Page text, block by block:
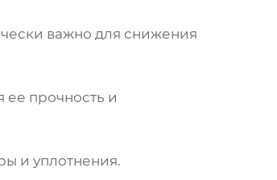
важно для снижения
ее прочность и
и уплотнения.